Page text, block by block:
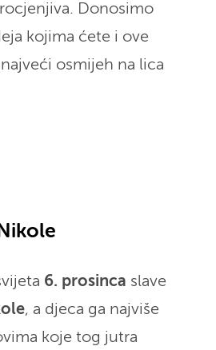
Donosimo
kojima ćete i ove
osmijeh na lica
6. prosinca slave
, a djeca ga najviše
koje tog jutra